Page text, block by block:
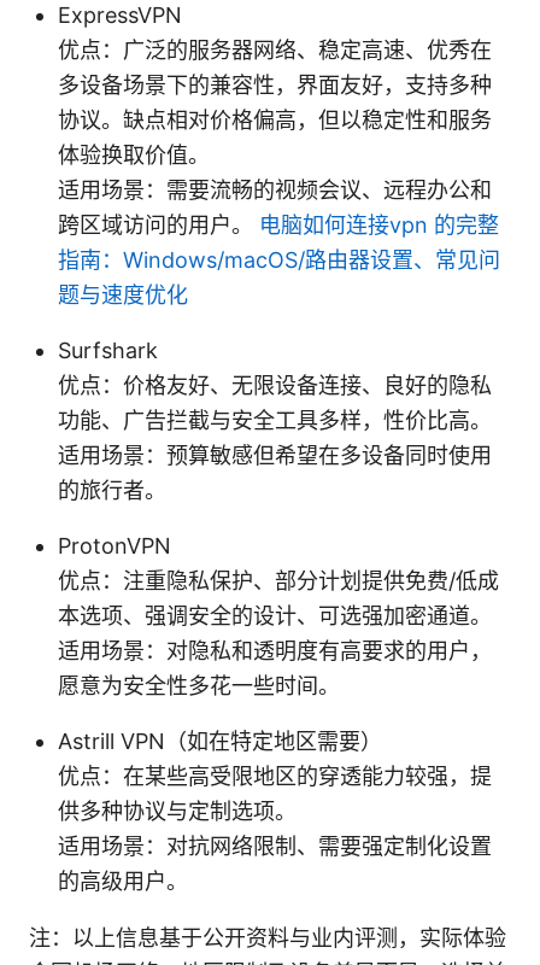
ExpressVPN
优点：广泛的服务器网络、稳定高速、优秀在
多设备场景下的兼容性，界面友好，支持多种
协议。缺点相对价格偏高，但以稳定性和服务
体验换取价值。
适用场景：需要流畅的视频会议、远程办公和
跨区域访问的用户。 电脑如何连接vpn 的完整
指南：Windows/macOS/路由器设置、常见问
题与速度优化
Surfshark
优点：价格友好、无限设备连接、良好的隐私
功能、广告拦截与安全工具多样，性价比高。
适用场景：预算敏感但希望在多设备同时使用
的旅行者。
ProtonVPN
优点：注重隐私保护、部分计划提供免费/低成
本选项、强调安全的设计、可选强加密通道。
适用场景：对隐私和透明度有高要求的用户，
愿意为安全性多花一些时间。
Astrill VPN（如在特定地区需要）
优点：在某些高受限地区的穿透能力较强，提
供多种协议与定制选项。
适用场景：对抗网络限制、需要强定制化设置
的高级用户。
注：以上信息基于公开资料与业内评测，实际体验